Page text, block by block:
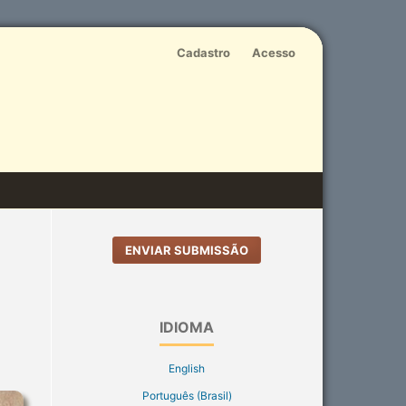
Cadastro Acesso
ENVIAR SUBMISSÃO
IDIOMA
English
Português (Brasil)